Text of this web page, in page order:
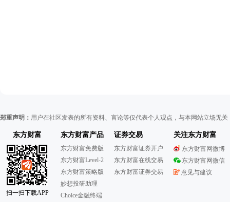
郑重声明： 用户在社区发表的所有资料、言论等仅代表个人观点，与本网站立场无
东方财富
扫一扫下载APP
东方财富产品
东方财富免费版
东方财富Level-2
东方财富策略版
妙想投研助理
Choice金融终端
证券交易
东方财富证券开户
东方财富在线交易
东方财富证券交易
关注东方财富
东方财富网微博
东方财富网微信
意见与建议